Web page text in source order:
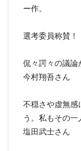
ー作。
選考委員称賛
侃々諤々の議論
今村翔吾さん
不穏さや虚無感
う。私もその一
塩田武士さん